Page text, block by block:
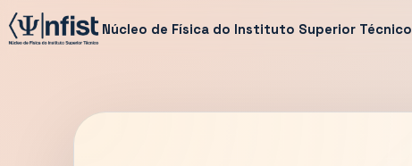
Núcleo de Física do Instituto Superior Técnico